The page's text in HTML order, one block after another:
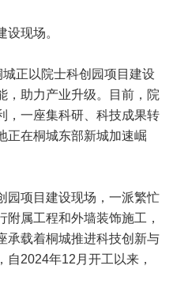
现场。
正以院士科创园项目建设
，助力产业升级。目前，院
，一座集科研、科技成果转
正在桐城东部新城加速崛
园项目建设现场，一派繁忙
属工程和外墙装饰施工，
承载着桐城推进科技创新与
自2024年12月开工以来，